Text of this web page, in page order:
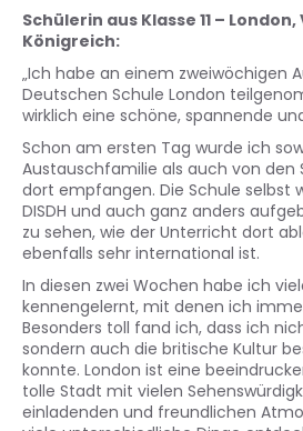
Schülerin aus Klasse 11 –
Königreich:
„Ich habe an einem zweiwöchigen
Deutschen Schule London
wirklich eine schöne, spannende
Schon am ersten Tag wurde ich
Austauschfamilie als auch von den
dort empfangen. Die Schule selbst
DISDH und auch ganz anders
zu sehen, wie der Unterricht dort
ebenfalls sehr international ist.
In diesen zwei Wochen habe ich
kennengelernt, mit denen ich
Besonders toll fand ich, dass ich
sondern auch die britische Kultur
konnte. London ist eine
tolle Stadt mit vielen
einladenden und freundlichen